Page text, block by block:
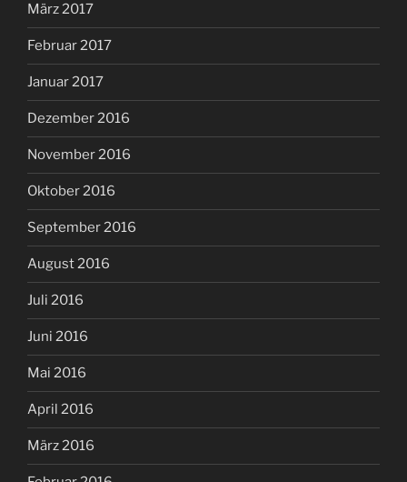
März 2017
Februar 2017
Januar 2017
Dezember 2016
November 2016
Oktober 2016
September 2016
August 2016
Juli 2016
Juni 2016
Mai 2016
April 2016
März 2016